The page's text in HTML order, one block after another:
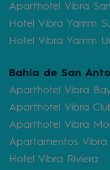
Aparthotel Vibra
Hotel Vibra Yamm
Hotel Vibra Yamm
Bahía de San
Aparthotel Vibra
Aparthotel Vibra
Aparthotel Vibra
Apartamentos Vibra
Hotel Vibra Riviera